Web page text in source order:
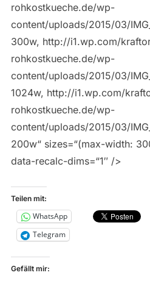
rohkostkueche.de/wp-
content/uploads/2015/03/
300w, http://i1.wp.com/
rohkostkueche.de/wp-
content/uploads/2015/03/
1024w, http://i1.wp.com/
rohkostkueche.de/wp-
content/uploads/2015/03/
200w“ sizes=“(max-width:
data-recalc-dims=“1″ />
Teilen mit:
WhatsApp
Telegram
Gefällt mir: